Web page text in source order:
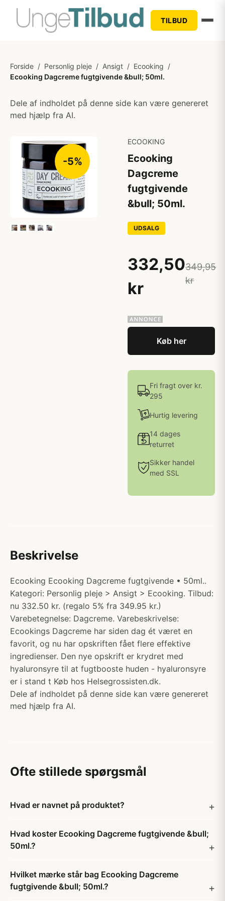
TILBUD
Forside / Personlig pleje / Ansigt / Ecooking /
Ecooking Dagcreme fugtgivende &bull; 50ml.
Dele af indholdet på denne side kan være genereret
med hjælp fra AI.
-5%
ECOOKING
Ecooking
Dagcreme
fugtgivende
&bull; 50ml.
UDSALG
332,50
kr
349,95
kr
Køb her
Fri fragt over kr.
295
Hurtig levering
14 dages
returret
Sikker handel
med SSL
Beskrivelse
Ecooking Ecooking Dagcreme fugtgivende • 50ml..
Kategori: Personlig pleje > Ansigt > Ecooking. Tilbud:
nu 332.50 kr. (regalo 5% fra 349.95 kr.)
Varebetegnelse: Dagcreme. Varebeskrivelse:
Ecookings Dagcreme har siden dag ét været en
favorit, og nu har opskriften fået flere effektive
ingredienser. Den nye opskrift er krydret med
hyaluronsyre til at fugtbooste huden - hyaluronsyre
er i stand t Køb hos Helsegrossisten.dk.
Dele af indholdet på denne side kan være genereret
med hjælp fra AI.
Ofte stillede spørgsmål
Hvad er navnet på produktet?
Hvad koster Ecooking Dagcreme fugtgivende &bull;
50ml.?
Hvilket mærke står bag Ecooking Dagcreme
fugtgivende &bull; 50ml.?